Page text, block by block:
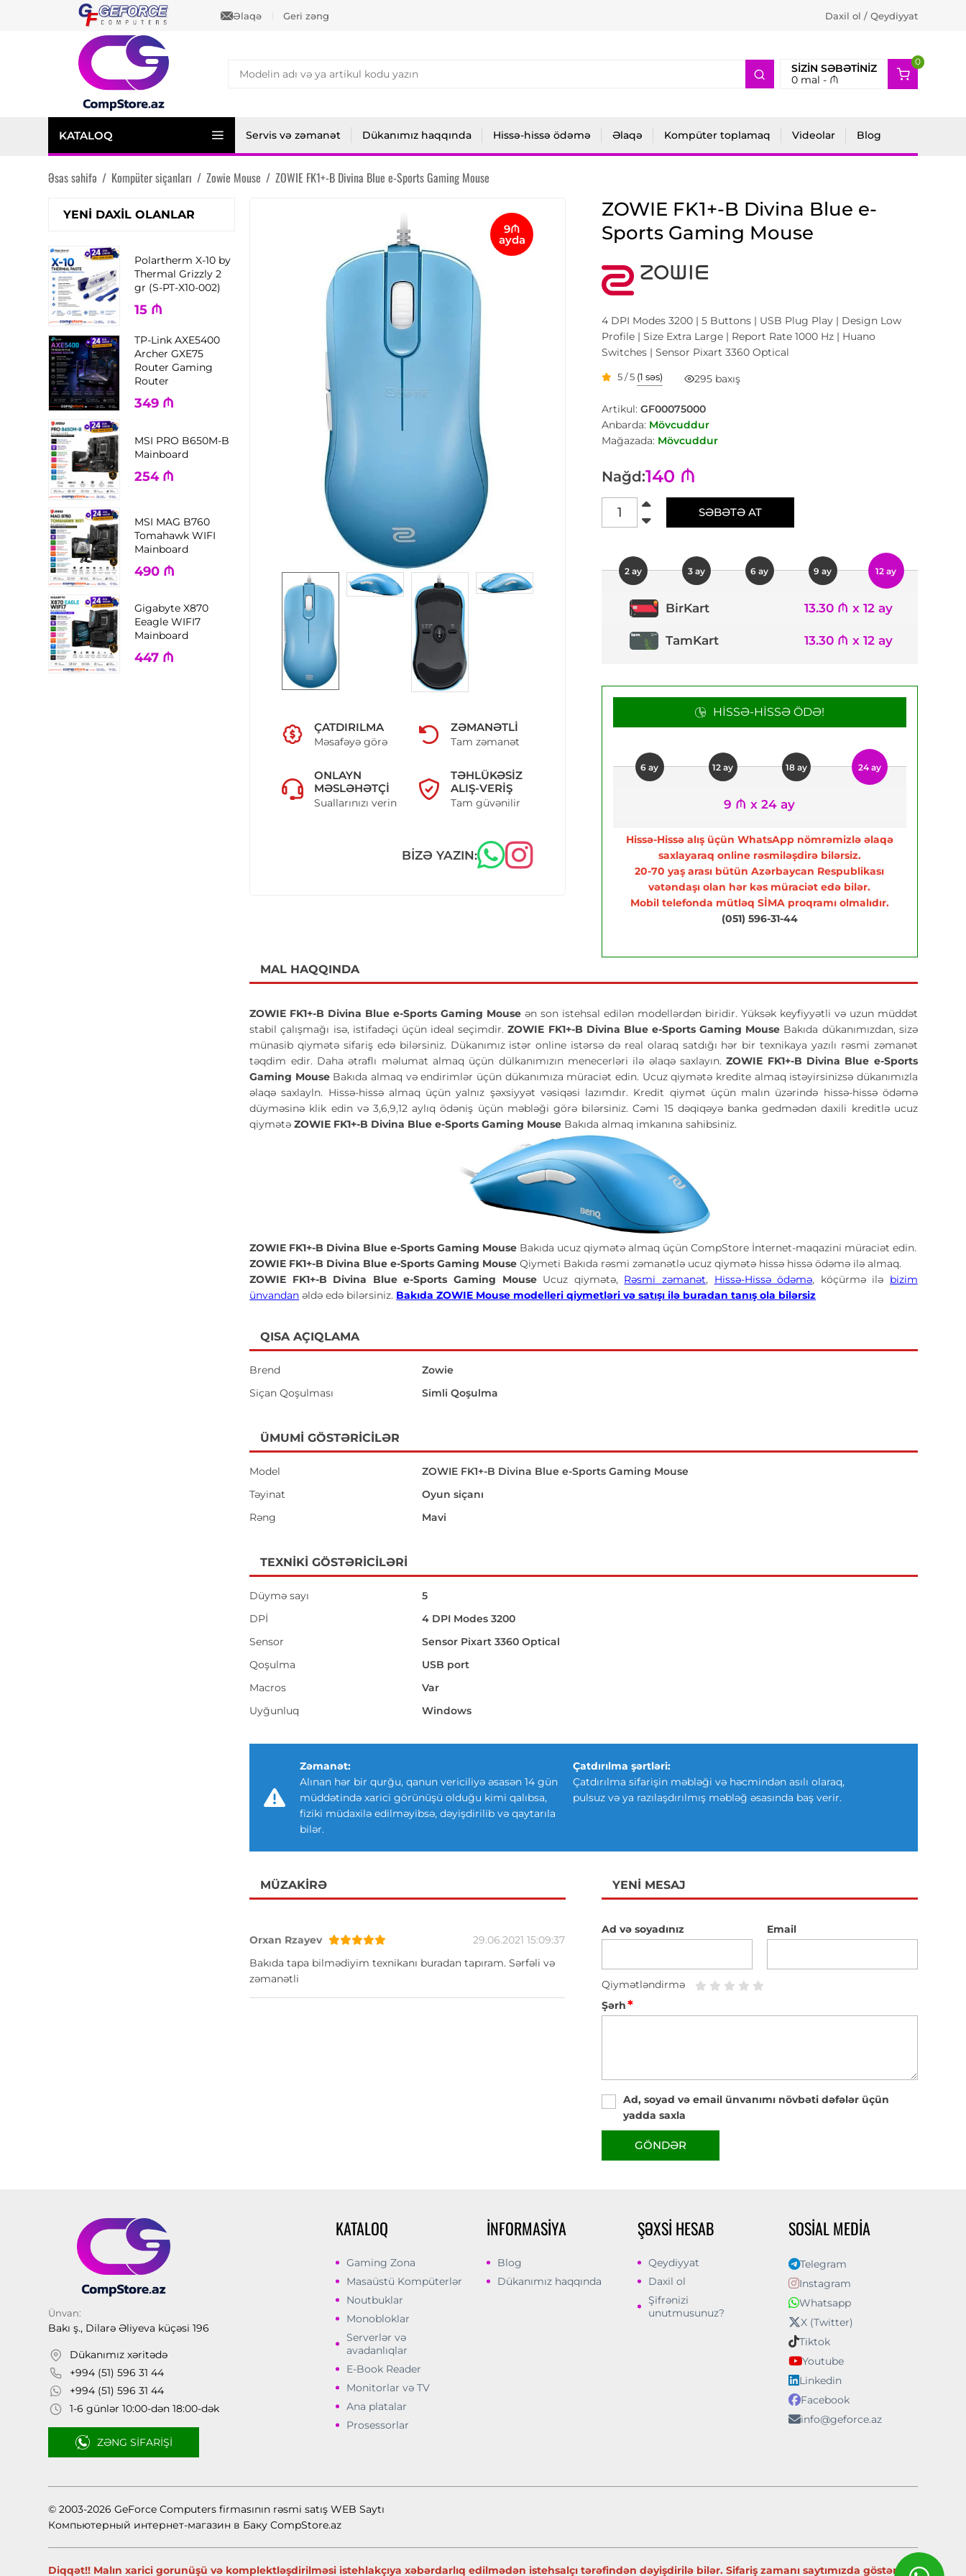
Əlaqə Geri zəng Daxil ol / Qeydiyyat
SIZIN SƏBƏTINIZ
0mal - ₼
0
2
KATALOQ Servis və zəmanət Dükanımız haqqında Hissə-hissə ödəmə Əlaqə Kompüter toplamaq Videolar Blog
Əsas səhifə / Kompüter siçanları / Zowie Mouse / ZOWIE FK1+-B Divina Blue e-Sports Gaming Mouse
YENI DAXIL OLANLAR
Polartherm X-10 by
Thermal Grizzly 2
gr (S-PT-X10-002)
15 ₼
TP-Link AXE5400
Archer GXE75
Router Gaming
Router
349 ₼
MSI PRO B650M-B
Mainboard
254 ₼
MSI MAG B760
Tomahawk WIFI
Mainboard
490 ₼
Gigabyte X870
Eeagle WIFI7
Mainboard
447 ₼
9₼
ayda
ÇATDIRILMA
Məsafəyə görə
ZƏMANƏTLI
Tam zəmanət
ONLAYN
MƏSLƏHƏTÇI
Suallarınızı verin
TƏHLÜKƏSIZ
ALIŞ-VERIŞ
Tam güvənilir
BIZƏ YAZIN:
ZOWIE FK1+-B Divina Blue e-
Sports Gaming Mouse
4 DPI Modes 3200 | 5 Buttons | USB Plug Play | Design Low
Profile | Size Extra Large | Report Rate 1000 Hz | Huano
Switches | Sensor Pixart 3360 Optical
5 / 5 (1 səs) 295 baxış
Artikul: GF00075000
Anbarda: Mövcuddur
Mağazada: Mövcuddur
Nağd:140 ₼
SƏBƏTƏ AT
2 ay 3 ay 6 ay 9 ay 12 ay
BirKart 13.30 ₼ x 12 ay
TamKart 13.30 ₼ x 12 ay
HISSƏ-HISSƏ ÖDƏ!
6 ay 12 ay 18 ay 24 ay
9 ₼ x 24 ay
Hissə-Hissə alış üçün WhatsApp nömrəmizlə əlaqə
saxlayaraq online rəsmiləşdirə bilərsiz.
20-70 yaş arası bütün Azərbaycan Respublikası
vətəndaşı olan hər kəs müraciət edə bilər.
Mobil telefonda mütləq SİMA proqramı olmalıdır.
(051) 596-31-44
MAL HAQQINDA
ZOWIE FK1+-B Divina Blue e-Sports Gaming Mouseən son istehsal edilən modellərdən biridir. Yüksək keyfiyyətli və uzun müddət
stabil çalışmağı isə, istifadəçi üçün ideal seçimdir.ZOWIE FK1+-B Divina Blue e-Sports Gaming Mouse Bakıda dükanımızdan, sizə
münasib qiymətə sifariş edə bilərsiniz. Dükanımız istər online istərsə də real olaraq satdığı hər bir texnikaya yazılı rəsmi zəmanət
təqdim edir. Daha ətraflı məlumat almaq üçün dülkanımızın menecerləri ilə əlaqə saxlayın.ZOWIE FK1+-B Divina Blue e-Sports
Gaming MouseBakıda almaq və endirimlər üçün dükanımıza müraciət edin. Ucuz qiymətə kredite almaq istəyirsinizsə dükanımızla
əlaqə saxlayln. Hissə-hissə almaq üçün yalnız şəxsiyyət vəsiqəsi lazımdır. Kredit qiymət üçün malın üzərində hissə-hissə ödəmə
düyməsinə klik edin və 3,6,9,12 aylıq ödəniş üçün məbləği görə bilərsiniz. Cəmi 15 dəqiqəyə banka gedmədən daxili kreditlə ucuz
qiymətəZOWIE FK1+-B Divina Blue e-Sports Gaming Mouse Bakıda almaq imkanına sahibsiniz.
ZOWIE FK1+-B Divina Blue e-Sports Gaming Mouse Bakıda ucuz qiymətə almaq üçün CompStore İnternet-maqazini müraciət edin.
ZOWIE FK1+-B Divina Blue e-Sports Gaming MouseQiymeti Bakıda rəsmi zəmanətlə ucuz qiymətə hissə hissə ödəmə ilə almaq.
ZOWIE FK1+-B Divina Blue e-Sports Gaming Mouse Ucuz qiymətə, Rəsmi zəmanət, Hissə-Hissə ödəmə, köçürmə ilə bizim
ünvandan əldə edə bilərsiniz. Bakıda ZOWIE Mouse modelleri qiymetləri və satışı ilə buradan tanış ola bilərsiz
QISA AÇIQLAMA
Brend
Zowie
Siçan Qoşulması
Simli Qoşulma
ÜMUMI GÖSTƏRICILƏR
Model
ZOWIE FK1+-B Divina Blue e-Sports Gaming Mouse
Təyinat
Oyun siçanı
Rəng
Mavi
TEXNIKI GÖSTƏRICILƏRI
Düymə sayı
5
DPİ
4 DPI Modes 3200
Sensor
Sensor Pixart 3360 Optical
Qoşulma
USB port
Macros
Var
Uyğunluq
Windows
Zəmanət:
Alınan hər bir qurğu, qanun vericiliyə əsasən 14 gün
müddətində xarici görünüşü olduğu kimi qalıbsa,
fiziki müdaxilə edilməyibsə, dəyişdirilib və qaytarıla
bilər.
Çatdırılma şərtləri:
Çatdırılma sifarişin məbləği və həcmindən asılı olaraq,
pulsuz və ya razılaşdırılmış məbləğ əsasında baş verir.
MÜZAKIRƏ
Orxan Rzayev
29.06.2021 15:09:37
Bakıda tapa bilmədiyim texnikanı buradan tapıram. Sərfəli və
zəmanətli
YENI MESAJ
Ad və soyadınız Email
Qiymətləndirmə
Şərh*
Ad, soyad və email ünvanımı növbəti dəfələr üçün
yadda saxla
GÖNDƏR
Ünvan:
Bakı ş., Dilarə Əliyeva küçəsi 196
Dükanımız xəritədə
+994 (51) 596 31 44
+994 (51) 596 31 44
1-6 günlər 10:00-dən 18:00-dək
ZƏNG SIFARIŞI
KATALOQ
Gaming Zona
Masaüstü Kompüterlər
Noutbuklar
Monobloklar
Serverlər və
avadanlıqlar
E-Book Reader
Monitorlar və TV
Ana platalar
Prosessorlar
İNFORMASIYA
Blog
Dükanımız haqqında
ŞƏXSI HESAB
Qeydiyyat
Daxil ol
Şifrənizi
unutmusunuz?
SOSIAL MEDIA
Telegram
Instagram
Whatsapp
X (Twitter)
Tiktok
Youtube
Linkedin
Facebook
info@geforce.az
© 2003-2026 GeForce Computers firmasının rəsmi satış WEB Saytı
Компьютерный интернет-магазин в Баку CompStore.az
Diqqət!! Malın xarici gorunüşü və komplektləşdirilməsi istehlakçıya xəbərdarlıq edilmədən istehsalçı tərəfindən dəyişdirilə bilər. Sifariş zamanı saytımızda göstərilən